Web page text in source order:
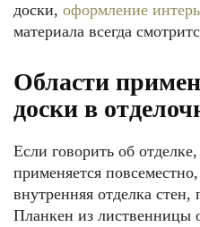
доски, оформление
материала всегда
Области
доски в
Если говорить об
применяется
внутренняя отделка стен,
Планкен из лиственницы